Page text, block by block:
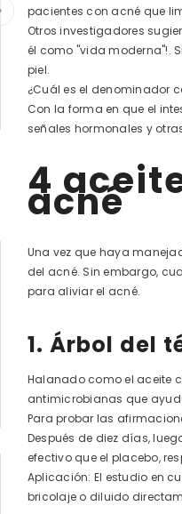
pacientes con acné que
Otros investigadores
él como "vida moderna"!.
piel.
¿Cuál es el denominador
Con la forma en que el
señales hormonales y
4
acné
Una vez que haya
del acné. Sin embargo,
para aliviar el acné.
1. Árbol del
Halanado como el aceite
antimicrobianas que
Para probar las
Después de diez días,
efectivo que el placebo,
Aplicación: El estudio en
bricolaje o diluido